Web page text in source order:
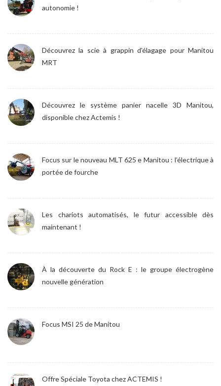
autonomie !
Découvrez la scie à grappin d'élagage pour Manitou
MRT
Découvrez le système panier nacelle 3D Manitou,
disponible chez Actemis !
Focus sur le nouveau MLT 625 e Manitou : l’électrique à
portée de fourche
Les chariots automatisés, le futur accessible dès
maintenant !
À la découverte du Rock E : le groupe électrogène
nouvelle génération
Focus MSI 25 de Manitou
Offre Spéciale Toyota chez ACTEMIS !